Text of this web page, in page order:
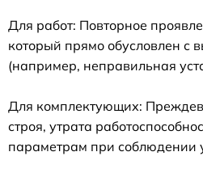
Для работ: Повторное
который прямо обусловлен с
(например, неправильная
Для комплектующих:
строя, утрата
параметрам при соблюдении